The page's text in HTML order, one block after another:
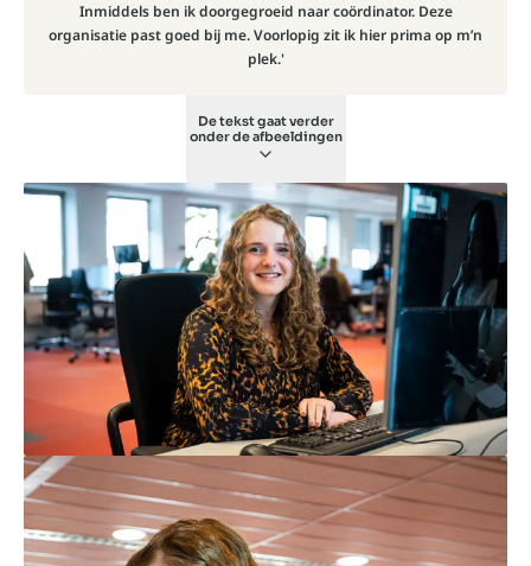
Inmiddels ben ik doorgegroeid naar coördinator. Deze
organisatie past goed bij me. Voorlopig zit ik hier prima op m’n
plek.'
De tekst gaat verder
onder de afbeeldingen